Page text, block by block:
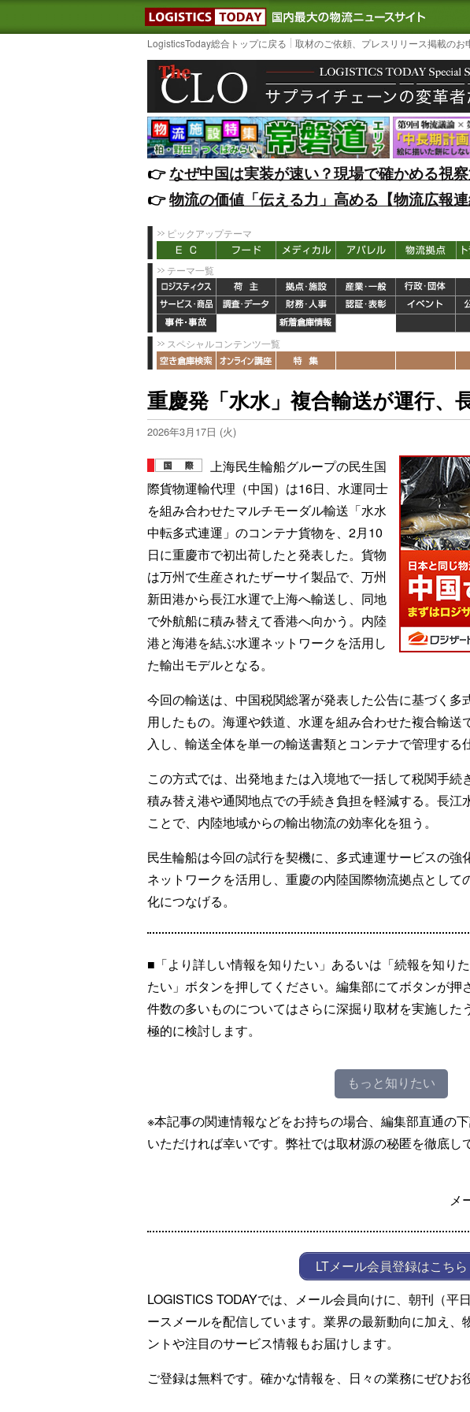
LOGISTICS TODAY｜国内最大の物
LogisticsToday総合トップに戻る 取材のご依頼、プレスリリース掲載のお
👉️なぜ中国は実装が速い？現場で確かめる視
👉️物流の価値「伝える力」高める【物流広報
ピックアップテーマ
テーマ一覧
スペシャルコンテンツ一覧
重慶発「水水」複合輸送が運行、
2026年3月17日 (火)
上海民生輪船グループの民生国
際貨物運輸代理（中国）は16日、水運同士
を組み合わせたマルチモーダル輸送「水水
中転多式連運」のコンテナ貨物を、2月10
日に重慶市で初出荷したと発表した。貨物
は万州で生産されたザーサイ製品で、万州
新田港から長江水運で上海へ輸送し、同地
で外航船に積み替えて香港へ向かう。内陸
港と海港を結ぶ水運ネットワークを活用し
た輸出モデルとなる。
今回の輸送は、中国税関総署が発表した公告に基づく多
用したもの。海運や鉄道、水運を組み合わせた複合輸送
入し、輸送全体を単一の輸送書類とコンテナで管理する
この方式では、出発地または入境地で一括して税関手続
積み替え港や通関地点での手続き負担を軽減する。長江
ことで、内陸地域からの輸出物流の効率化を狙う。
民生輪船は今回の試行を契機に、多式連運サービスの強
ネットワークを活用し、重慶の内陸国際物流拠点として
化につなげる。
■「より詳しい情報を知りたい」あるいは「続報を知り
たい」ボタンを押してください。編集部にてボタンが押
件数の多いものについてはさらに深掘り取材を実施した
極的に検討します。
もっと知りたい
※本記事の関連情報などをお持ちの場合、編集部直通の
いただければ幸いです。弊社では取材源の秘匿を徹底し
メ
LTメール会員登録はこちら
LOGISTICS TODAYでは、メール会員向けに、朝刊（平
ースメールを配信しています。業界の最新動向に加え、
ントや注目のサービス情報もお届けします。
ご登録は無料です。確かな情報を、日々の業務にぜひお